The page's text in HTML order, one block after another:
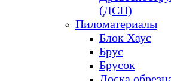
(ДСП)
Пиломатериалы
Блок Хаус
Брус
Брусок